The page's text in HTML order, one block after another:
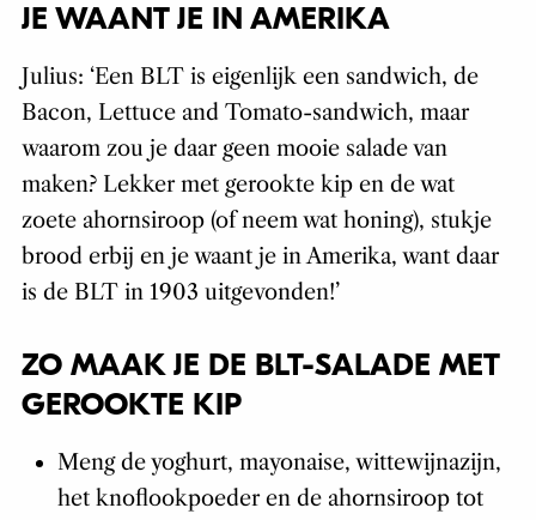
JE WAANT JE IN AMERIKA
Julius: ‘Een BLT is eigenlijk een sandwich, de
Bacon, Lettuce and Tomato-sandwich, maar
waarom zou je daar geen mooie salade van
maken? Lekker met gerookte kip en de wat
zoete ahornsiroop (of neem wat honing), stukje
brood erbij en je waant je in Amerika, want daar
is de BLT in 1903 uitgevonden!’
ZO MAAK JE DE BLT-SALADE MET
GEROOKTE KIP
Meng de yoghurt, mayonaise, wittewijnazijn,
het knoflookpoeder en de ahornsiroop tot